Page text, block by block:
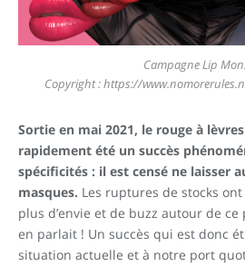
Campagne Lip
Copyright : https://
Sortie en mai 2021, le rouge à
rapidement été un succès
spécificités : il est censé ne laisser
masques. Les ruptures de stocks
plus d’envie et de buzz autour de
en parlait ! Un succès qui est donc
situation actuelle et à notre port